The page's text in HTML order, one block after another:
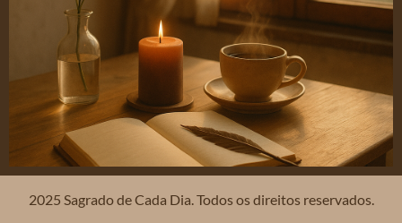
2025 Sagrado de Cada Dia. Todos os direitos reservados.